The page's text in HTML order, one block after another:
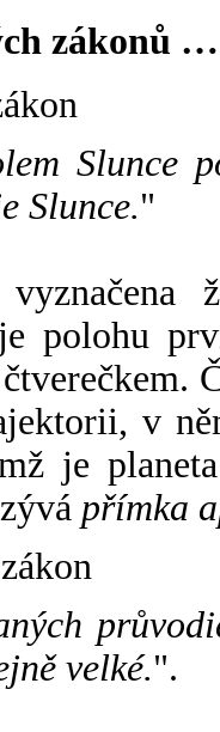
zákonů …
Slunce
Slunce."
polohu
v
je
přímka
velké.".